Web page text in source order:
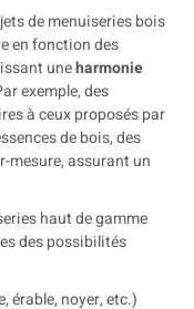
de menuiseries bois
en fonction des
uneharmonie
exemple, des
à ceux proposés par
de bois, des
mesure, assurant un
haut de gamme
des possibilités
érable, noyer, etc.)